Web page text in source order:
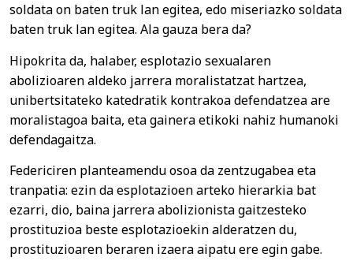
soldata on baten truk lan egitea, edo miseriazko soldata
baten truk lan egitea. Ala gauza bera da?
Hipokrita da, halaber, esplotazio sexualaren
abolizioaren aldeko jarrera moralistatzat hartzea,
unibertsitateko katedratik kontrakoa defendatzea are
moralistagoa baita, eta gainera etikoki nahiz humanoki
defendagaitza.
Federiciren planteamendu osoa da zentzugabea eta
tranpatia: ezin da esplotazioen arteko hierarkia bat
ezarri, dio, baina jarrera abolizionista gaitzesteko
prostituzioa beste esplotazioekin alderatzen du,
prostituzioaren beraren izaera aipatu ere egin gabe.